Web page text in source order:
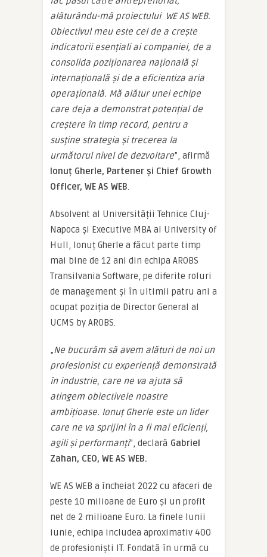
alăturându-mă proiectului WE AS WEB.
Obiectivul meu este cel de a crește
indicatorii esențiali ai companiei, de a
consolida poziționarea națională și
internațională și de a eficientiza aria
operațională. Mă alătur unei echipe
care deja a demonstrat potențial de
creștere în timp record, pentru a
susține strategia și trecerea la
următorul nivel de dezvoltare”, afirmă
Ionuț Gherle, Partener și Chief Growth
Officer, WE AS WEB.
Absolvent al Universității Tehnice Cluj-
Napoca și Executive MBA al University of
Hull, Ionuț Gherle a făcut parte timp
mai bine de 12 ani din echipa AROBS
Transilvania Software, pe diferite roluri
de management și în ultimii patru ani a
ocupat poziția de Director General al
UCMS by AROBS.
„Ne bucurăm să avem alături de noi un
profesionist cu experiență demonstrată
în industrie, care ne va ajuta să
atingem obiectivele noastre
ambițioase. Ionuț Gherle este un lider
care ne va sprijini în a fi mai eficienți,
agili și performanți”, declară Gabriel
Zahan, CEO, WE AS WEB.
WE AS WEB a încheiat 2022 cu afaceri de
peste 10 milioane de Euro și un profit
net de 2 milioane Euro. La finele lunii
iunie, echipa includea aproximativ 400
de profesioniști IT. Fondată în urmă cu